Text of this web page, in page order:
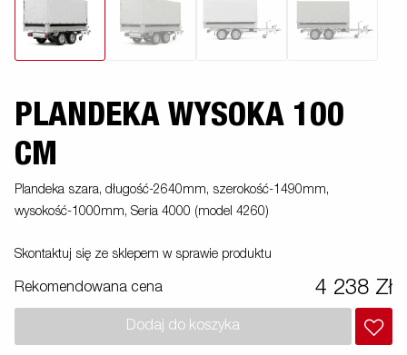
PLANDEKA WYSOKA 100
CM
Plandeka szara, długość-2640mm, szerokość-1490mm,
wysokość-1000mm, Seria 4000 (model 4260)
Skontaktuj się ze sklepem w sprawie produktu
Rekomendowana cena 4 238 Zł
Dodaj do koszyka